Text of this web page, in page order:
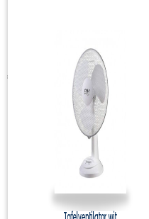
Tomado
12Volt
€ 29,99 (inclusief btw 21%)
Op voorraad